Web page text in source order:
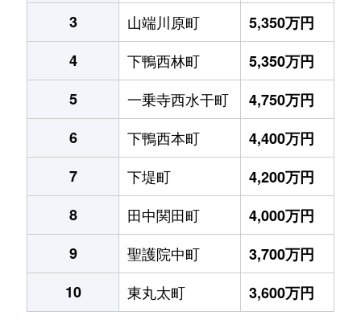
3
山端川原町
5,350万円
4
下鴨西林町
5,350万円
5
一乗寺西水干町
4,750万円
6
下鴨西本町
4,400万円
7
下堤町
4,200万円
8
田中関田町
4,000万円
9
聖護院中町
3,700万円
10
東丸太町 3,600万円